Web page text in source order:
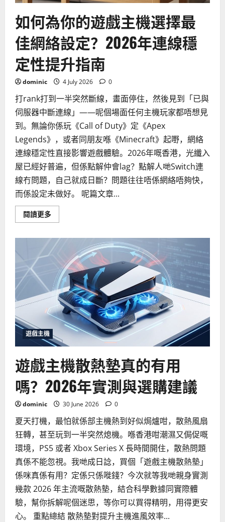
法，
2026
年
自
我
診
斷
指
南
如何為你的遊戲主機選擇最
佳網絡設定？2026年連線穩
定性提升指南
dominic 4 July 2026 0
打rank打到一半突然斷線，畫面停住，然後見到「已與
伺服器中斷連線」——呢個場面任何主機玩家都唔想見
到。無論你係玩《Call of Duty》定《Apex
Legends》，或者同朋友喺《Minecraft》起嘢，網絡
連線穩定性直接影響遊戲體驗。2026年嘅香港，光纖入
屋已經好普遍，但係點解仲會lag？點解人哋Switch連
線冇問題，自己就成日斷？問題往往唔係網絡唔夠快，
而係設定未做好。 呢篇文章...
閱讀更多Read
more
何
為
戲
主
機
選
最
佳
絡
設
定？
年
連
線
穩
定
提
指
南
遊戲主機
遊戲主機散熱墊真的有用
嗎？2026年實測與選購建議
dominic 30 June 2026 0
夏天打機，最怕就係部主機熱到好似焗爐咁，散熱風扇
狂轉，甚至玩到一半突然熄機。喺香港咁潮濕又侷促嘅
環境，PS5 或者 Xbox Series X 長時間開住，散熱問題
真係不能忽視。我哋成日諗，買個「遊戲主機散熱墊」
係咪真係有用？定係只係嘥錢？今次就等我哋親身實測
幾款 2026 年主流嘅散熱墊，結合科學數據同實際體
驗，幫你拆解呢個迷思，等你可以買得精明，用得更安
心。 重點總結 散熱墊對提升主機進風效率...